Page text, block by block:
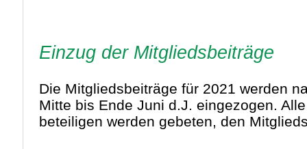
Einzug der Mitgliedsbeiträge
Die Mitgliedsbeiträge für 2021 werden
Mitte bis Ende Juni d.J. eingezogen.
beteiligen werden gebeten, den